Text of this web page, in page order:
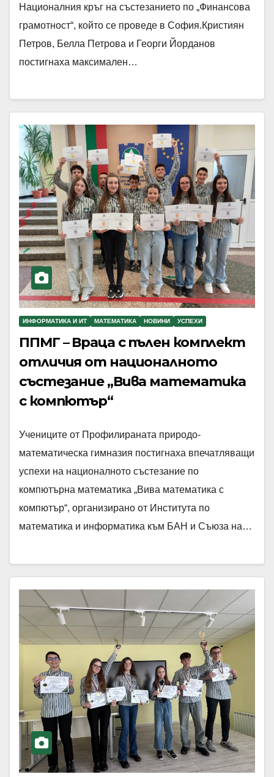
Националния кръг на състезанието по „Финансова
грамотност“, който се проведе в София.Кристиян
Петров, Белла Петрова и Георги Йорданов
постигнаха максимален…
ИНФОРМАТИКА И ИТ МАТЕМАТИКА НОВИНИ УСПЕХИ
ППМГ – Враца с пълен комплект
отличия от националното
състезание „Вива математика
с компютър“
Учениците от Профилираната природо-
математическа гимназия постигнаха впечатляващи
успехи на националното състезание по
компютърна математика „Вива математика с
компютър“, организирано от Института по
математика и информатика към БАН и Съюза на…